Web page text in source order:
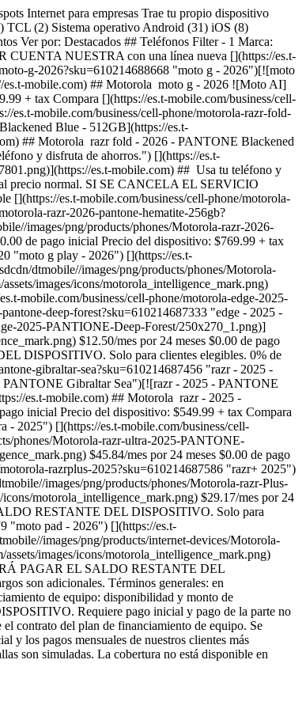
Internet para empresas Trae tu propio dispositivo
TCL (2) Sistema operativo Android (31) iOS (8)
Ver por: Destacados ## Teléfonos Filter - 1 Marca:
CUENTA NUESTRA con una línea nueva [](https://es.t-
g-2026?sku=610214688668 "moto g - 2026")[![moto
mobile.com) ## Motorola ​ moto g - 2026 ![Moto AI]
+ tax Compara [](https://es.t-mobile.com/business/cell-
mobile.com/business/cell-phone/motorola-razr-fold-
Blue - 512GB](https://es.t-
## Motorola ​ razr fold - 2026 - PANTONE Blackened
y disfruta de ahorros.") [](https://es.t-
es.t-mobile.com) ## ​ Usa tu teléfono y
al precio normal. SI SE CANCELA EL SERVICIO
es.t-mobile.com/business/cell-phone/motorola-
razr-2026-pantone-hematite-256gb?
images/png/products/phones/Motorola-razr-2026-
de pago inicial Precio del dispositivo: $769.99 + tax
"moto g play - 2026") [](https://es.t-
dtmobile//images/png/products/phones/Motorola-
images/icons/motorola_intelligence_mark.png)
mobile.com/business/cell-phone/motorola-edge-2025-
deep-forest?sku=610214687333 "edge - 2025 -
2025-PANTIONE-Deep-Forest/250x270_1.png)]
$12.50/mes por 24 meses $0.00 de pago
DISPOSITIVO. Solo para clientes elegibles. 0% de
gibraltar-sea?sku=610214687456 "razr - 2025 -
PANTONE Gibraltar Sea")[![razr - 2025 - PANTONE
es.t-mobile.com) ## Motorola ​ razr - 2025 -
inicial Precio del dispositivo: $549.99 + tax Compara
- 2025") [](https://es.t-mobile.com/business/cell-
phones/Motorola-razr-ultra-2025-PANTONE-
$45.84/mes por 24 meses $0.00 de pago
razrplus-2025?sku=610214687586 "razr+ 2025")
images/png/products/phones/Motorola-razr-Plus-
motorola_intelligence_mark.png) $29.17/mes por 24
RESTANTE DEL DISPOSITIVO. Solo para
"moto pad - 2026") [](https://es.t-
images/png/products/internet-devices/Motorola-
images/icons/motorola_intelligence_mark.png)
PAGAR EL SALDO RESTANTE DEL
son adicionales. Términos generales: en
de equipo: disponibilidad y monto de
Requiere pago inicial y pago de la parte no
contrato del plan de financiamiento de equipo. Se
y los pagos mensuales de nuestros clientes más
son simuladas. La cobertura no está disponible en